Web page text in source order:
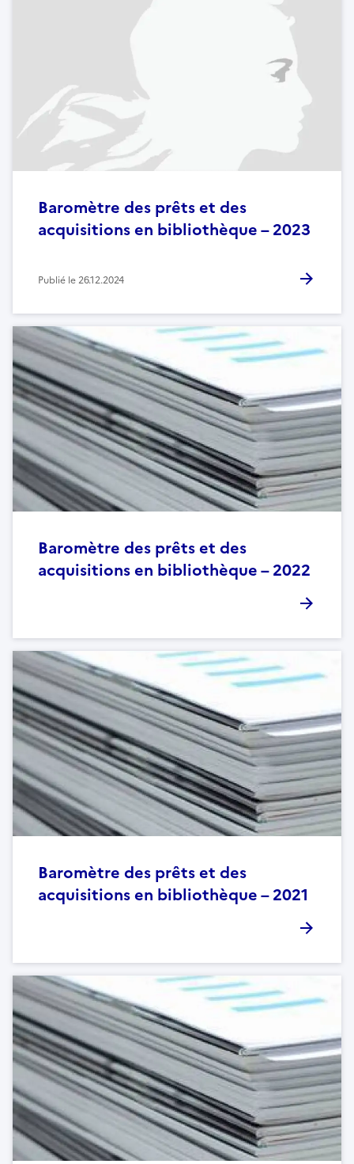
Baromètre des prêts et des
acquisitions en bibliothèque – 2023
Publié le26.12.2024
Baromètre des prêts et des
acquisitions en bibliothèque – 2022
Baromètre des prêts et des
acquisitions en bibliothèque – 2021